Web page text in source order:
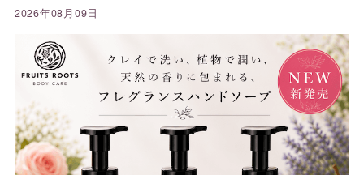
2026年08月09日